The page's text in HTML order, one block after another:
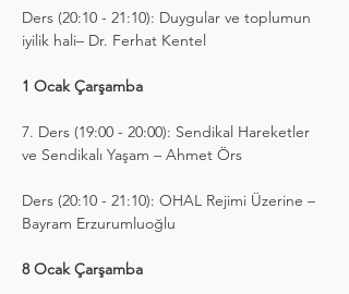
Ders (20:10 - 21:10): Duygular ve toplumun
iyilik hali– Dr. Ferhat Kentel
1 Ocak Çarşamba
7. Ders (19:00 - 20:00): Sendikal Hareketler
ve Sendikalı Yaşam – Ahmet Örs
Ders (20:10 - 21:10): OHAL Rejimi Üzerine –
Bayram Erzurumluoğlu
8 Ocak Çarşamba